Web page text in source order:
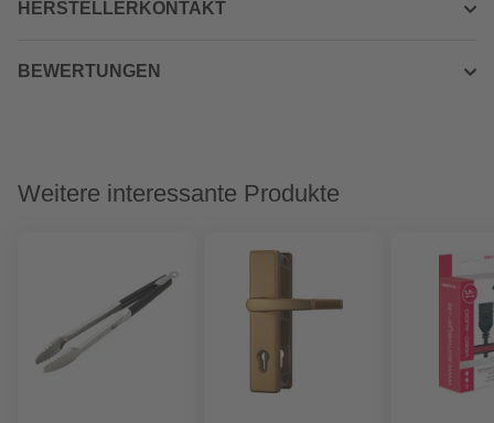
HERSTELLERKONTAKT
BEWERTUNGEN
Weitere interessante Produkte